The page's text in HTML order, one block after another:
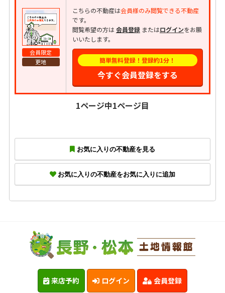
会員限定
更地
こちらの不動産は会員様のみ閲覧できる不動産
です。
閲覧希望の方は会員登録またはログインをお願
いいたします。
簡単無料登録！登録約1分！
今すぐ会員登録をする
1ページ中1ページ目
お気に入りの不動産を見る
お気に入りの不動産をお気に入りに追加
来店予約 ログイン 会員登録